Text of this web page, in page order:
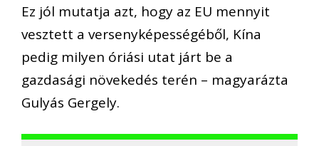
Ez jól mutatja azt, hogy az EU mennyit
vesztett a versenyképességéből, Kína
pedig milyen óriási utat járt be a
gazdasági növekedés terén – magyarázta
Gulyás Gergely.